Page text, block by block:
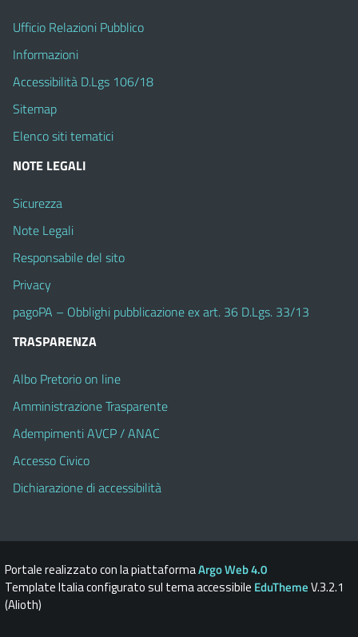
Ufficio Relazioni Pubblico
Informazioni
Accessibilità D.Lgs 106/18
Sitemap
Elenco siti tematici
NOTE LEGALI
Sicurezza
Note Legali
Responsabile del sito
Privacy
pagoPA – Obblighi pubblicazione ex art. 36 D.Lgs. 33/13
TRASPARENZA
Albo Pretorio on line
Amministrazione Trasparente
Adempimenti AVCP / ANAC
Accesso Civico
Dichiarazione di accessibilità
Portale realizzato con la piattaformaArgo Web 4.0
Template Italia configurato sul tema accessibile EduThemeV.3.2.1
(Alioth)